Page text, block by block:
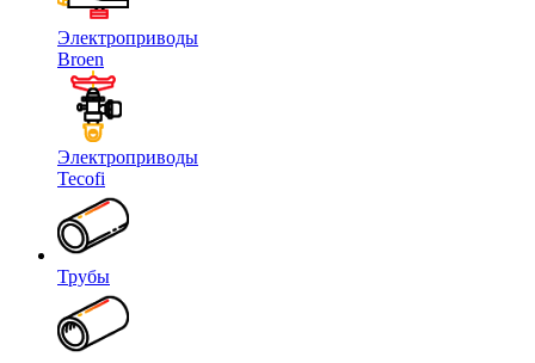
Электроприводы
Broen
Электроприводы
Tecofi
Трубы